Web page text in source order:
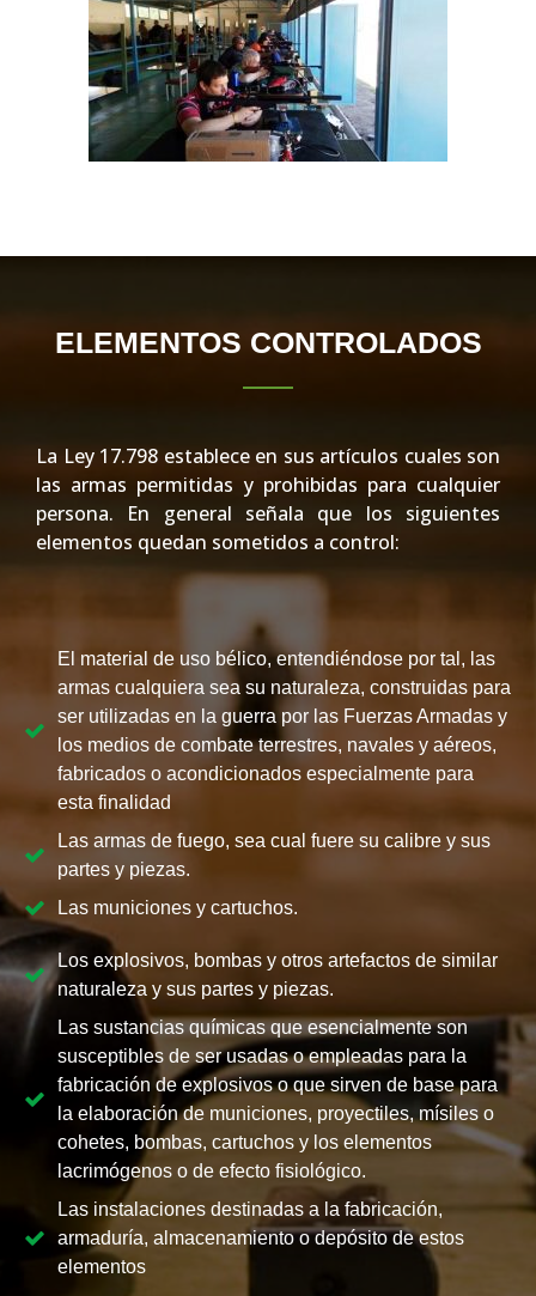
ELEMENTOS CONTROLADOS
La Ley 17.798 establece en sus artículos cuales son
las armas permitidas y prohibidas para cualquier
persona. En general señala que los siguientes
elementos quedan sometidos a control:
El material de uso bélico, entendiéndose por tal, las
armas cualquiera sea su naturaleza, construidas para
ser utilizadas en la guerra por las Fuerzas Armadas y
los medios de combate terrestres, navales y aéreos,
fabricados o acondicionados especialmente para
esta finalidad
Las armas de fuego, sea cual fuere su calibre y sus
partes y piezas.
Las municiones y cartuchos.
Los explosivos, bombas y otros artefactos de similar
naturaleza y sus partes y piezas.
Las sustancias químicas que esencialmente son
susceptibles de ser usadas o empleadas para la
fabricación de explosivos o que sirven de base para
la elaboración de municiones, proyectiles, mísiles o
cohetes, bombas, cartuchos y los elementos
lacrimógenos o de efecto fisiológico.
Las instalaciones destinadas a la fabricación,
armaduría, almacenamiento o depósito de estos
elementos